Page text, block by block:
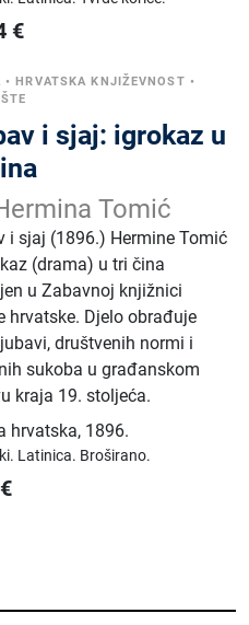
€
•HRVATSKA KNJIŽEVNOST •
i sjaj: igrokaz u
Tomić
i sjaj (1896.) Hermine Tomić
(drama) u tri čina
u Zabavnoj knjižnici
hrvatske. Djelo obrađuje
društvenih normi i
sukoba u građanskom
kraja 19. stoljeća.
hrvatska, 1896.
Latinica. Broširano.
€